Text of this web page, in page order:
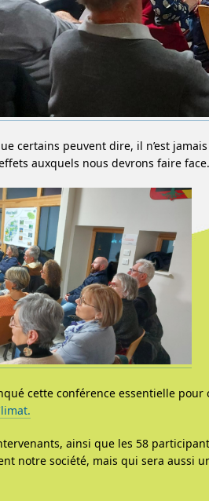
certains peuvent dire, il n’est
auxquels nous devrons faire face.
cette conférence essentielle
ainsi que les 58
notre société, mais qui sera aussi